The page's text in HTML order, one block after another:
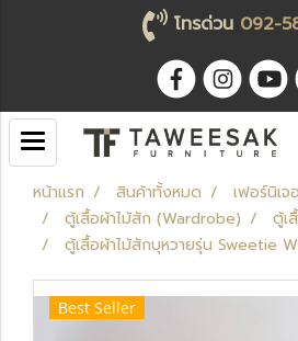
โทรด่วน 092-
หน้าแรก สินค้าทั้งหมด
เฟอร์นิเจ
ตู้เสื้อผ้าไม้สัก (Wardrobe)
ตู้เ
ตู้เสื้อผ้าไม้สักบุหวายรุ่น Sweetie
Best Seller